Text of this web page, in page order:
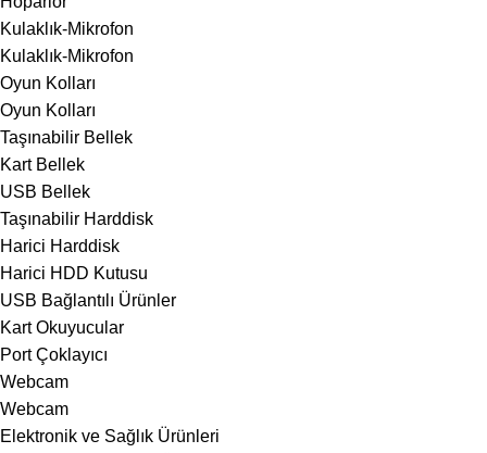
Kulaklık-Mikrofon
Kulaklık-Mikrofon
Oyun Kolları
Oyun Kolları
Taşınabilir Bellek
Kart Bellek
USB Bellek
Taşınabilir Harddisk
Harici Harddisk
Harici HDD Kutusu
USB Bağlantılı Ürünler
Kart Okuyucular
Port Çoklayıcı
Webcam
Webcam
Elektronik ve Sağlık Ürünleri